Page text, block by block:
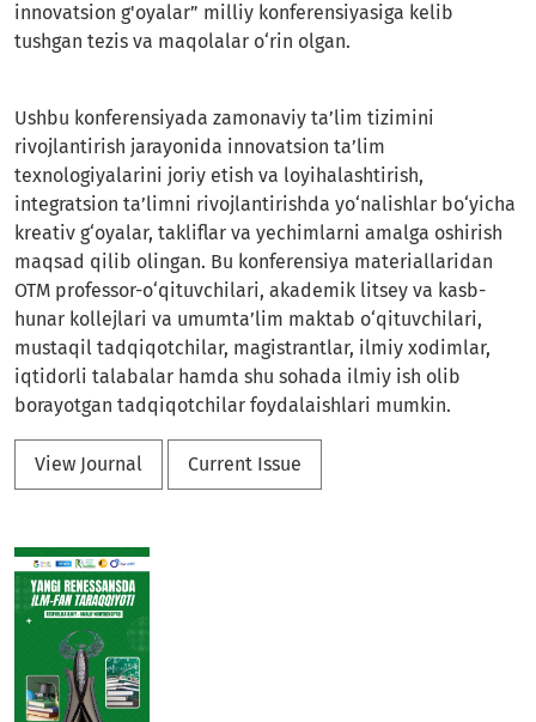
innovatsion g'oyalar” milliy konferensiyasiga kelib
tushgan tezis va maqolalar o‘rin olgan.
Ushbu konferensiyada zamonaviy ta’lim tizimini
rivojlantirish jarayonida innovatsion ta’lim
texnologiyalarini joriy etish va loyihalashtirish,
integratsion ta’limni rivojlantirishda yo‘nalishlar bo‘yicha
kreativ g‘oyalar, takliflar va yechimlarni amalga oshirish
maqsad qilib olingan. Bu konferensiya materiallaridan
OTM professor-o‘qituvchilari, akademik litsey va kasb-
hunar kollejlari va umumta’lim maktab o‘qituvchilari,
mustaqil tadqiqotchilar, magistrantlar, ilmiy xodimlar,
iqtidorli talabalar hamda shu sohada ilmiy ish olib
borayotgan tadqiqotchilar foydalaishlari mumkin.
View Journal Current Issue